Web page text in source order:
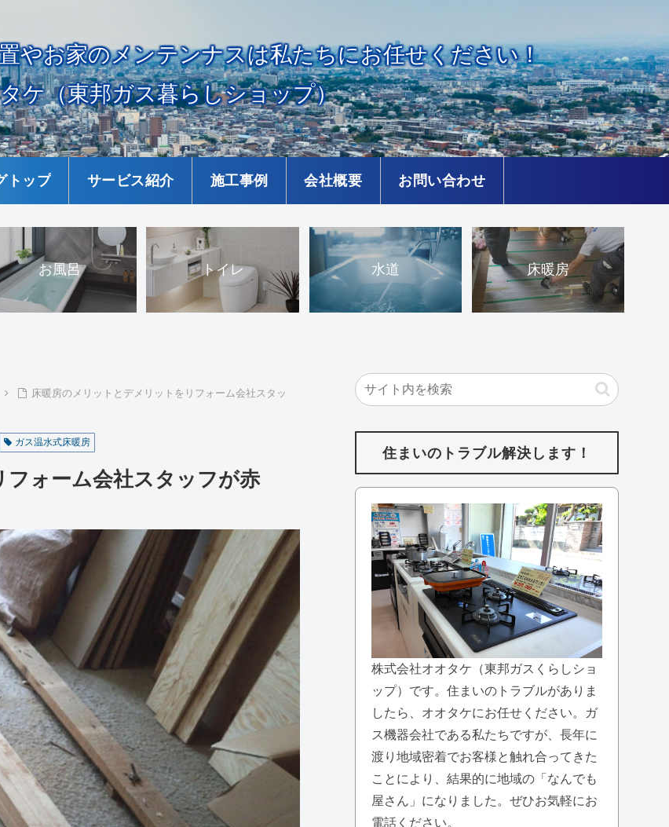
やお家のメンテンナスは私たちにお任せください！
ケ（東邦ガス暮らしショップ）
トップ サービス紹介 施工事例 会社概要 お問い合わせ
お風呂 トイレ 水道 床暖房
床暖房のメリットとデメリットをリフォーム会社スタッ
ガス温水式床暖房
ォーム会社スタッフが赤
住まいのトラブル解決します！
株式会社オオタケ（東邦ガスくらしショ
ップ）です。住まいのトラブルがありま
したら、オオタケにお任せください。ガ
ス機器会社である私たちですが、長年に
渡り地域密着でお客様と触れ合ってきた
ことにより、結果的に地域の「なんでも
屋さん」になりました。ぜひお気軽にお
電話ください。